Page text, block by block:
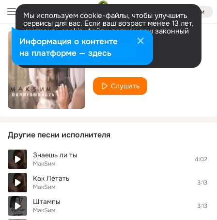
Войти
Мы используем cookie-файлы, чтобы улучшить
сервисы для вас. Если ваш возраст менее 13 лет,
настроить cookie-файлы должен ваш законный
представитель. Больше информации
Разрешить все Настроить
Чистое
МакSим
Слушать
Другие песни исполнителя
Знаешь ли ты
МакSим
4:02
Как Летать
МакSим
3:13
Штампы
МакSим
3:13
Информация о контенте
на платформе — здесь